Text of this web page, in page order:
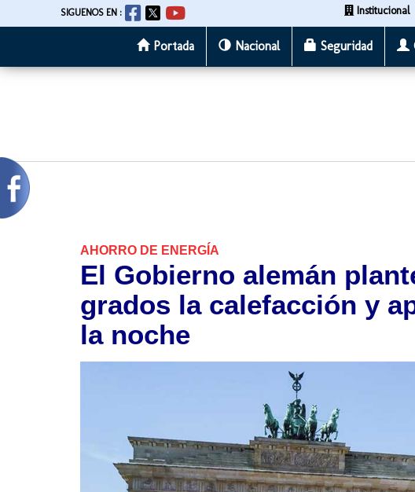
al
SIGUENOS EN : Institucional
Portada Nacional Seguridad
AHORRO DE ENERGÍA
El Gobierno alemán
grados la calefacción y
la noche